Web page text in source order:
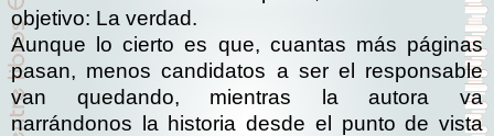
objetivo: La verdad.
Aunque lo cierto es que, cuantas más páginas
pasan, menos candidatos a ser el responsable
van quedando, mientras la autora va
narrándonos la historia desde el punto de vista